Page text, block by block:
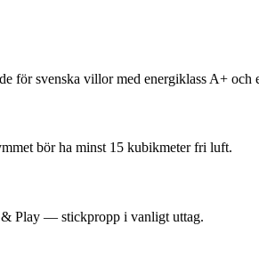
för svenska villor med energiklass A+ och
bör ha minst 15 kubikmeter fri luft.
& Play — stickpropp i vanligt uttag.